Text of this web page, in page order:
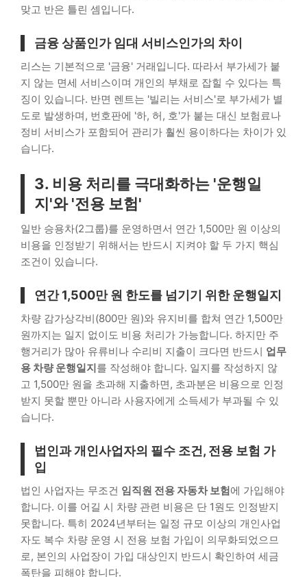
맞고 반은 틀린 셈입니다.
금융 상품인가 임대 서비스인가의 차이
리스는 기본적으로 '금융' 거래입니다. 따라서 부가세가 붙
지 않는 면세 서비스이며 개인의 부채로 잡힐 수 있다는 특
징이 있습니다. 반면 렌트는 '빌리는 서비스'로 부가세가 별
도로 발생하며, 번호판에 '하, 허, 호'가 붙는 대신 보험료나
정비 서비스가 포함되어 관리가 훨씬 용이하다는 차이가 있
습니다.
3. 비용 처리를 극대화하는 '운행일
지'와 '전용 보험'
일반 승용차(2그룹)를 운영하면서 연간 1,500만 원 이상의
비용을 인정받기 위해서는 반드시 지켜야 할 두 가지 핵심
조건이 있습니다.
연간 1,500만 원 한도를 넘기기 위한 운행일지
차량 감가상각비(800만 원)와 유지비를 합쳐 연간 1,500만
원까지는 일지 없이도 비용 처리가 가능합니다. 하지만 주
행거리가 많아 유류비나 수리비 지출이 크다면 반드시 업무
용 차량 운행일지를 작성해야 합니다. 일지를 작성하지 않
고 1,500만 원을 초과해 지출하면, 초과분은 비용으로 인정
받지 못할 뿐만 아니라 사용자에게 소득세가 부과될 수 있
습니다.
법인과 개인사업자의 필수 조건, 전용 보험 가
입
법인 사업자는 무조건 임직원 전용 자동차 보험에 가입해야
합니다. 이를 어길 시 차량 관련 비용은 단 1원도 인정받지
못합니다. 특히 2024년부터는 일정 규모 이상의 개인사업
자도 복수 차량 운영 시 전용 보험 가입이 의무화되었으므
로, 본인의 사업장이 가입 대상인지 반드시 확인하여 세금
폭탄을 피해야 합니다.